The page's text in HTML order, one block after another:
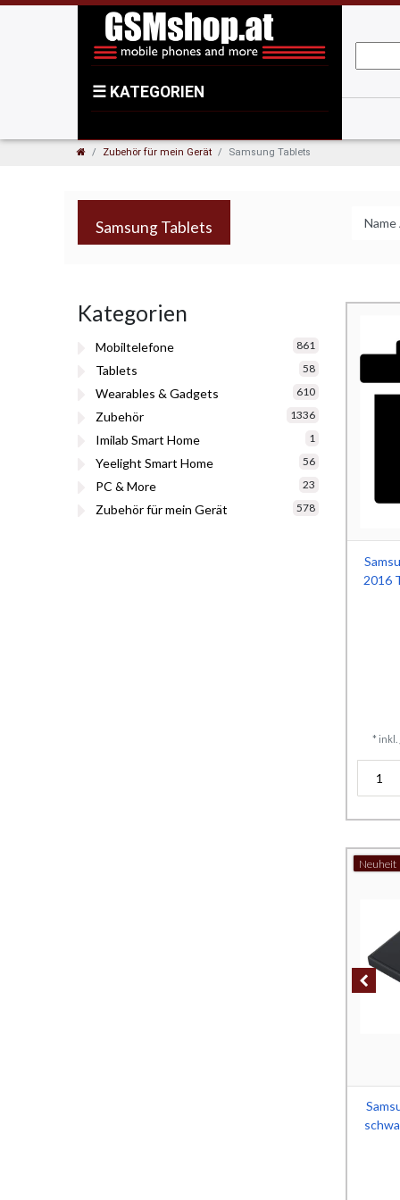
☰ KATEGORIEN
Zubehör für mein Gerät Samsung Tablets
Samsung Tablets
Kategorien
Mobiltelefone 861
Tablets 58
Wearables & Gadgets 610
Zubehör 1336
Imilab Smart Home 1
Yeelight Smart Home 56
PC & More 23
Zubehör für mein Gerät 578
2016
* inkl.
Neuheit